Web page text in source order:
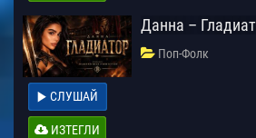
Данна –
Поп-Фолк
СЛУШАЙ
ИЗТЕГЛИ